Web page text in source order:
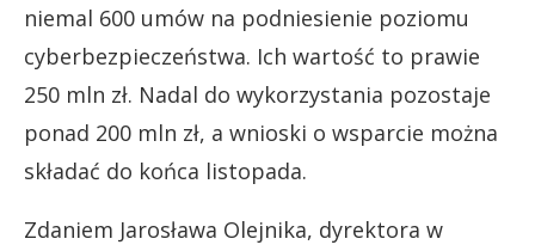
niemal 600 umów na podniesienie poziomu
cyberbezpieczeństwa. Ich wartość to prawie
250 mln zł. Nadal do wykorzystania pozostaje
ponad 200 mln zł, a wnioski o wsparcie można
składać do końca listopada.
Zdaniem Jarosława Olejnika, dyrektora w